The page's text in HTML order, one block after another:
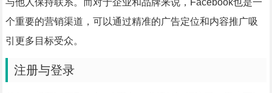
与他人保持联系。而对于企业和品牌来说，Facebook也是一
个重要的营销渠道，可以通过精准的广告定位和内容推广吸
引更多目标受众。
注册与登录